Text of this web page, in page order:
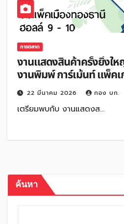
การตลาด
งานแสดงสินค้าครั้งยิ่งใ
งานพิมพ์ การ์เม้นท์ แพ็คเ
22 มีนาคม 2026 กอง บก.
เตรียมพบกับ งานแสดงส…
ค้นหา